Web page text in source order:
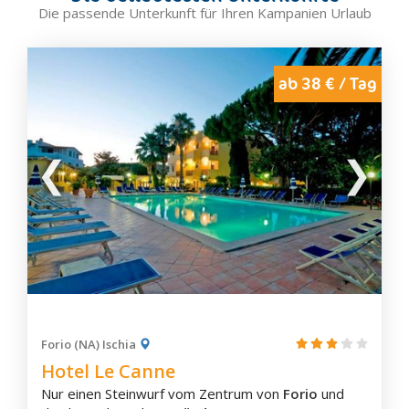
Ischia
Lacco Ameno
Massa Lubrense
Mercogliano
Meta
Minori
Mirabella Eclano
Mondragone
Montesarchio
Nocera Inferiore
Nocera Superiore
Nola
Die passende Unterkunft für Ihren Kampanien Urlaub
ab 38 € / Tag
Forio (NA) Ischia
Hotel Le Canne
Nur einen Steinwurf vom Zentrum von Forio und